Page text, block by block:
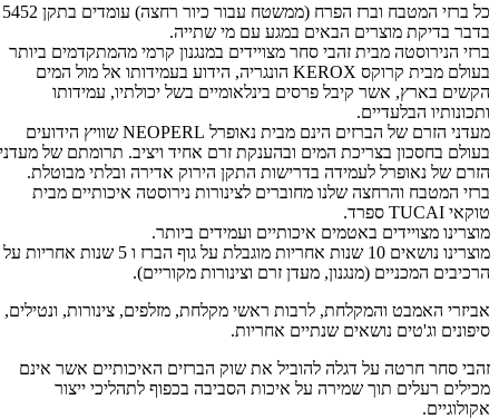
כל ברזי המטבח וברז הפרח (ממשטח עבור כיור רחצה) עומדים בתקן 5452
בדבר בדיקת מוצרים הבאים במגע עם מי שתייה.
ברזי הנירוסטה מבית זהבי סחר מצויידים במנגנון קרמי מהמתקדמים ביותר
בעולם מבית קרוקס KEROX הונגריה, הידוע בעמידותו אל מול המים
הקשים בארץ, אשר קיבל פרסים בינלאומיים בשל יכולתיו, עמידותו
ותכונותיו הבלעדיים.
מעדני הזרם של הברזים הינם מבית נאופרל NEOPERL שוויץ הידועים
בעולם בחסכון בצריכת המים ובהענקת זרם אחיד ויציב. תרומתם של מעדני
הזרם של נאופרל לעמידה בדרישות התקן הירוק אדירה ובלתי מבוטלת.
ברזי המטבח והרחצה שלנו מחוברים לצינורות נירוסטה איכותיים מבית
טוקאי TUCAI ספרד.
מוצרינו מצויידים באטמים איכותיים ועמידים ביותר.
מוצרינו נושאים 10 שנות אחריות מוגבלת על גוף הברז ו 5 שנות אחריות על
הרכיבים המכניים (מנגנון, מעדן זרם וצינורות מקוריים).
אביזרי האמבט והמקלחת, לרבות ראשי מקלחת, מזלפים, צינורות, ונטילים,
סיפונים וג'טים נושאים שנתיים אחריות.
זהבי סחר חרטה על דגלה להוביל את שוק הברזים האיכותיים אשר אינם
מכילים רעלים תוך שמירה על איכות הסביבה בכפוף לתהליכי ייצור
אקולוגיים.